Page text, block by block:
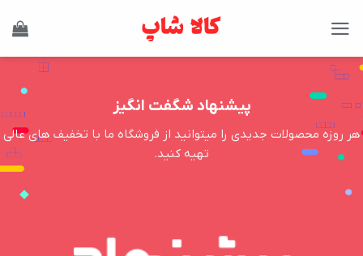
پیشنهاد شگفت انگیز
هر روزه محصولات جدیدی را میتوانید از فروشگاه ما با تخفیف های عالی
تهیه کنید.